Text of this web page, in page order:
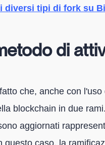
diversi tipi di fork su
di
che, anche con
blockchain in due
aggiornati
questo caso, la